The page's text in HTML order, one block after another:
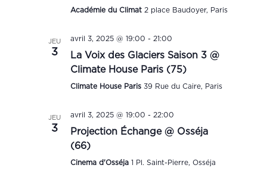
Académie du Climat2 place Baudoyer, Paris
JEU
3
avril 3, 2025 @ 19:00 -21:00
La Voix des Glaciers Saison 3 @
Climate House Paris (75)
Climate House Paris39 Rue du Caire, Paris
JEU
3
avril 3, 2025 @ 19:00 -22:00
Projection Échange @ Osséja
(66)
Cinema d'Osséja1 Pl. Saint-Pierre, Osséja